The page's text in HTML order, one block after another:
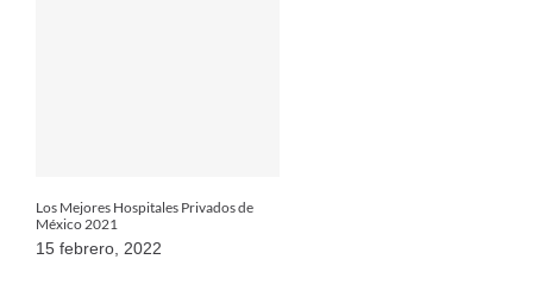
Los Mejores Hospitales Privados de
México 2021
15 febrero, 2022